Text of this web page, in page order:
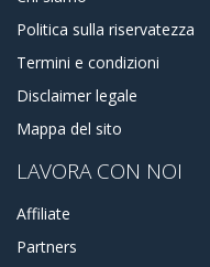
Politica sulla riservatezza
Termini e condizioni
Disclaimer legale
Mappa del sito
LAVORA CON NOI
Affiliate
Partners